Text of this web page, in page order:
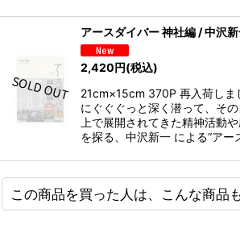
アースダイバー 神社編 / 中沢
2,420円(税込)
21cm×15cm 370P 再入荷しま
にぐぐぐっと深く潜って、そ
上で展開されてきた精神活動
を探る、中沢新一 による“アー
この商品を買った人は、こんな商品